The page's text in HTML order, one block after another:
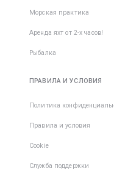
Морская практика
Аренда яхт от 2-х часов!
Рыбалка
ПРАВИЛА И УСЛОВИЯ
Политика
Правила и условия
Cookie
Служба поддержки